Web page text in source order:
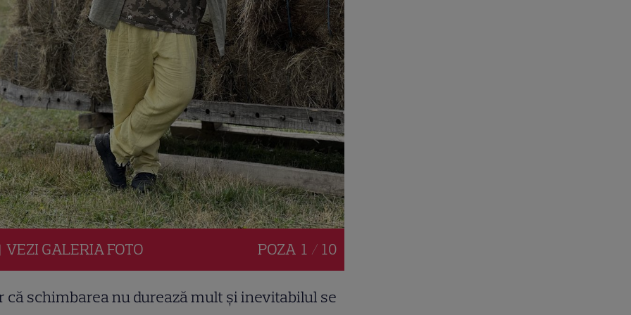
VEZI GALERIAFOTO POZA 1 / 10
că schimbarea nu durează mult și inevitabilul se